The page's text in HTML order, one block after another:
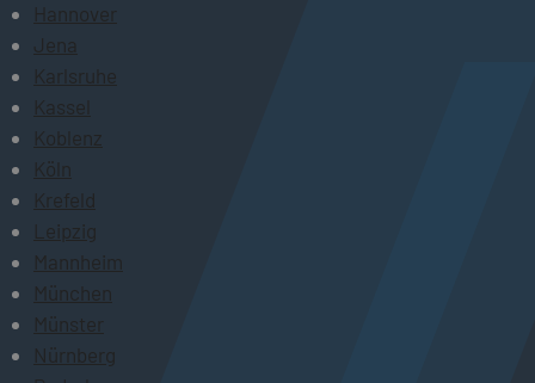
Hannover
Jena
Karlsruhe
Kassel
Koblenz
Köln
Krefeld
Leipzig
Mannheim
München
Münster
Nürnberg